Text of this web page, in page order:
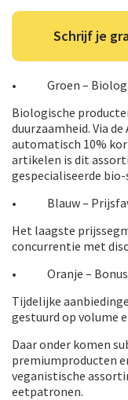
Schrijf je
• Groen –
Biologische
duurzaamheid. Via
automatisch 10%
artikelen is dit
gespecialiseerde
• Blauw –
Het laagste
concurrentie met
• Oranje – Bonus
Tijdelijke
gestuurd op volume
Daar onder komen
premiumproducten
veganistische
eetpatronen.